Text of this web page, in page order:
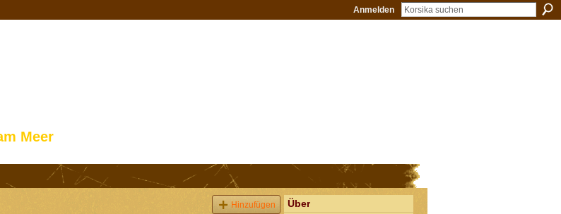
Anmelden
Meer
Hinzufügen Über